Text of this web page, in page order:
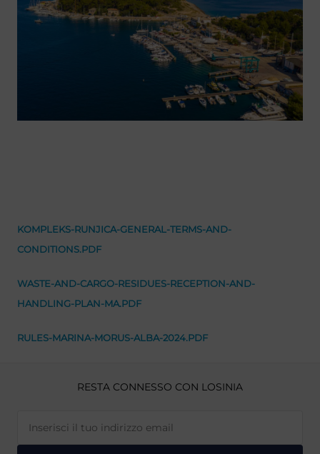
KOMPLEKS-RUNJICA-GENERAL-TERMS-AND-
CONDITIONS.PDF
WASTE-AND-CARGO-RESIDUES-RECEPTION-AND-
HANDLING-PLAN-MA.PDF
RULES-MARINA-MORUS-ALBA-2024.PDF
RESTA CONNESSO CON LOSINIA